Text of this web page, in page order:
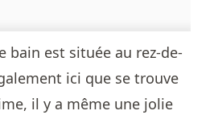
bain est située au rez-de-
ici que se trouve
il y a même une jolie